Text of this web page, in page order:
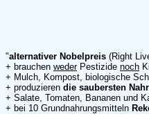
"alternativer Nobelpreis (Right
+ brauchen wederPestizide noch
+ Mulch, Kompost, biologische
+ produzieren die saubersten
+ Salate, Tomaten, Bananen und
+ bei 10 Grundnahrungsmitteln